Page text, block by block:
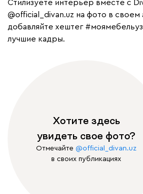
Cтилизуете интерьер вместе с
@official_divan.uz на фото в своем
добавляйте хештег #моямебельуз
лучшие кадры.
Хотите здесь
увидеть свое фото?
Отмечайте @official_divan.uz
в своих публикациях